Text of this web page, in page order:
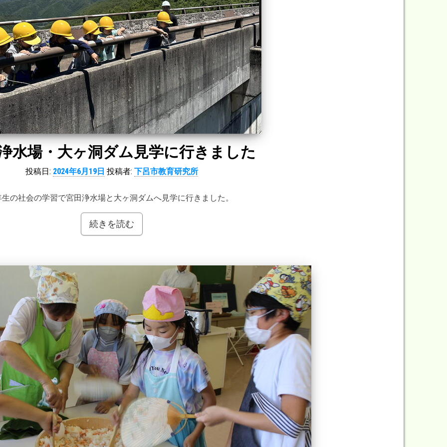
水場・大ヶ洞ダム見学に行きました
投稿日: 2024年6月19日 投稿者: 下呂市教育研究所
生の社会の学習で宮田浄水場と大ヶ洞ダムへ見学に行きました。
続きを読む